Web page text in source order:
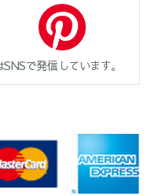
で発信しています。